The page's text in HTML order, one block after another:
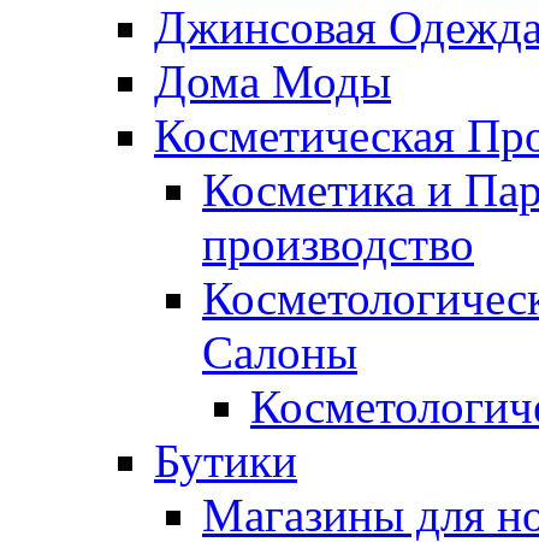
Джинсовая
Дома Моды
Косметическая
Косметика и
производство
Салоны
Бутики
Магазины для